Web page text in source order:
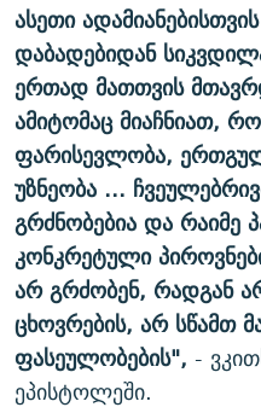
ასეთი
დაბადებიდან
ერთად მათთვის
ამიტომაც მიაჩნიათ,
ფარისევლობა,
უზნეობა ...
გრძნობებია და რაიმე
კონკრეტული
არ გრძობენ, რადგან
ცხოვრების, არ სწამთ
ფასეულობების", -
ეპისტოლეში.